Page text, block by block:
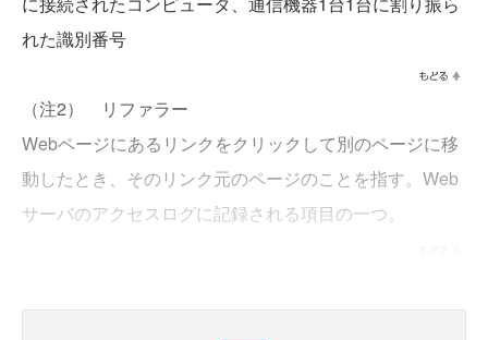
れた識別番号
（注2） リファラー
Webページにあるリンクをクリックして別のページに移
動したとき、そのリンク元のページのことを指す。Web
サーバのアクセスログに記録される項目の一つ。